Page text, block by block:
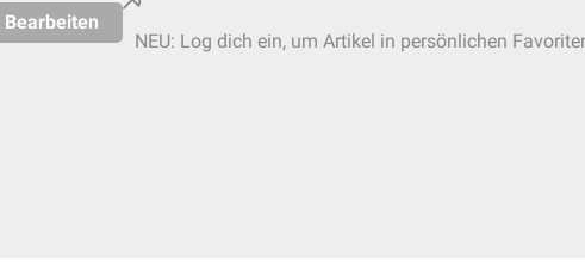
Bearbeiten
NEU: Log dich ein, um Artikel in persönlichen